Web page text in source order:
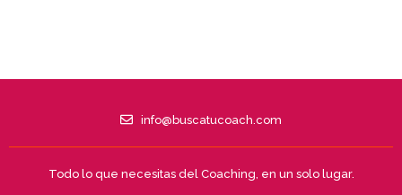
info@buscatucoach.com
Todo lo que necesitas del Coaching, en un solo lugar.